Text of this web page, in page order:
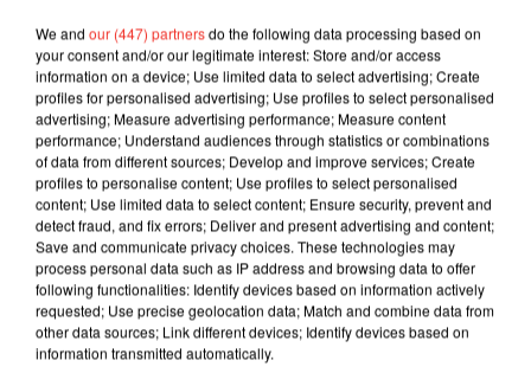
LES INTERVIEWS CHANTE
FRANCE
Voir plus
We and our (447) partnersdo the following data processing based on
your consent and/or our legitimate interest: Store and/or access
information on a device; Use limited data to select advertising; Create
profiles for personalised advertising; Use profiles to select personalised
advertising; Measure advertising performance; Measure content
performance; Understand audiences through statistics or combinations
of data from different sources; Develop and improve services; Create
profiles to personalise content; Use profiles to select personalised
content; Use limited data to select content; Ensure security, prevent and
detect fraud, and fix errors; Deliver and present advertising and content;
Save and communicate privacy choices. These technologies may
process personal data such as IP address and browsing data to offer
following functionalities: Identify devices based on information actively
requested; Use precise geolocation data; Match and combine data from
other data sources; Link different devices; Identify devices based on
information transmitted automatically.